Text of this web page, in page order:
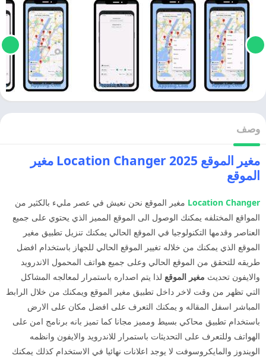
وصف
مغير الموقع 2025 Location Changer مغير
الموقع
Location Changer مغير الموقع نحن نعيش في عصر مليء بالكثير من
المواقع المختلفه يمكنك الوصول الى الموقع المميز الذي يحتوي على جميع
العناصر وقدمها التكنولوجيا في الموقع الحالي يمكنك تنزيل تطبيق مغير
الموقع الذي يمكنك من خلاله تغيير الموقع الحالي للجهاز باستخدام افضل
طريقه للتحقق من الموقع الحالي وعلى جميع هواتف المحمول الاندرويد
والايفون تحديث مغير الموقع لذا يتم اصداره باستمرار لمعالجه المشاكل
التي تظهر من وقت لاخر داخل تطبيق مغير الموقع ويمكنك من خلال الرابط
المباشر اسفل المقاله و يمكنك التعرف على افضل مكان على الارض
باستخدام تطبيق محاكي بسيط ومميز مجانا كما تميز بانه برنامج امن على
الهواتف وللتعرف على التحديثات باستمرار للاندرويد والايفون وانظمه
الويندوز والمايكروسوفت لا يوجد اعلانات نهائيا في الاستخدام كذلك يمكنك